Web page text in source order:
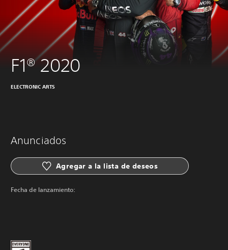
F1® 2020
ELECTRONIC ARTS
Anunciados
Agregar a la lista de deseos
Fecha de lanzamiento: